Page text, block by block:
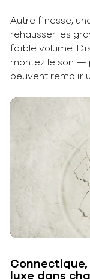
Autre finesse,
rehausser les
faible volume.
montez le son —
peuvent remplir
luxe dans